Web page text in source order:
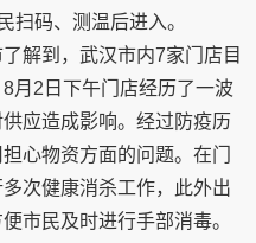
扫码、测温后进入。
解到，武汉市内7家门店目
月2日下午门店经历了一波
应造成影响。经过防疫历
心物资方面的问题。在门
次健康消杀工作，此外出
市民及时进行手部消毒。